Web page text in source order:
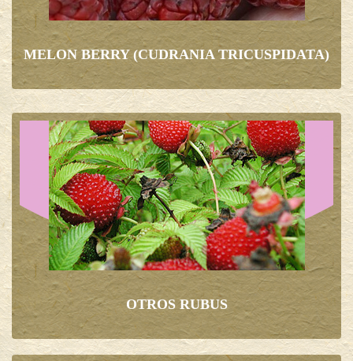
MELON BERRY (CUDRANIA TRICUSPIDATA)
OTROS RUBUS